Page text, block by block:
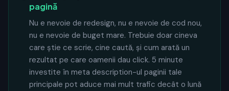
pagină
Nu e nevoie de redesign, nu e nevoie de cod nou,
nu e nevoie de buget mare. Trebuie doar cineva
care știe ce scrie, cine caută, și cum arată un
rezultat pe care oamenii dau click. 5 minute
investite în meta description-ul paginii tale
principale pot aduce mai mult trafic decât o lună